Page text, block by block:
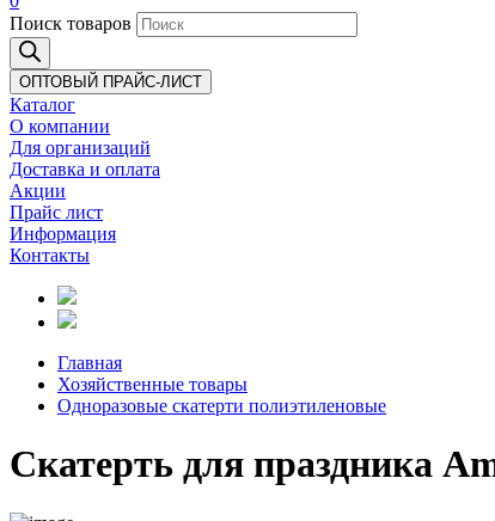
Поиск товаров
ОПТОВЫЙ ПРАЙС-ЛИСТ
Каталог
О компании
Для организаций
Доставка и оплата
Акции
Прайс лист
Информация
Контакты
Главная
Хозяйственные товары
Одноразовые скатерти полиэтиленовые
Скатерть для праздника